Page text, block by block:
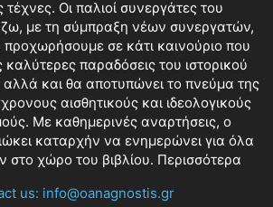
τέχνες. Οι παλιοί συνεργάτες του
με τη σύμπραξη νέων συνεργατών,
σε κάτι καινούριο που
καλύτερες παραδόσεις του ιστορικού
αλλά και θα αποτυπώνει το πνεύμα της
αισθητικούς και ιδεολογικούς
Με καθημερινές αναρτήσεις, ο
καταρχήν να ενημερώνει για όλα
στο χώρο του βιβλίου. Περισσότερα
us: info@oanagnostis.gr